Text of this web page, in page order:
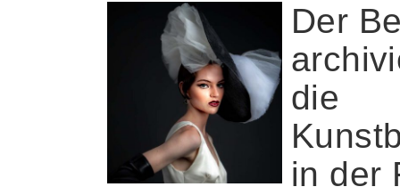
Der
die
in der